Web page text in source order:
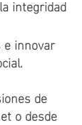
integridad
innovar
de
o desde